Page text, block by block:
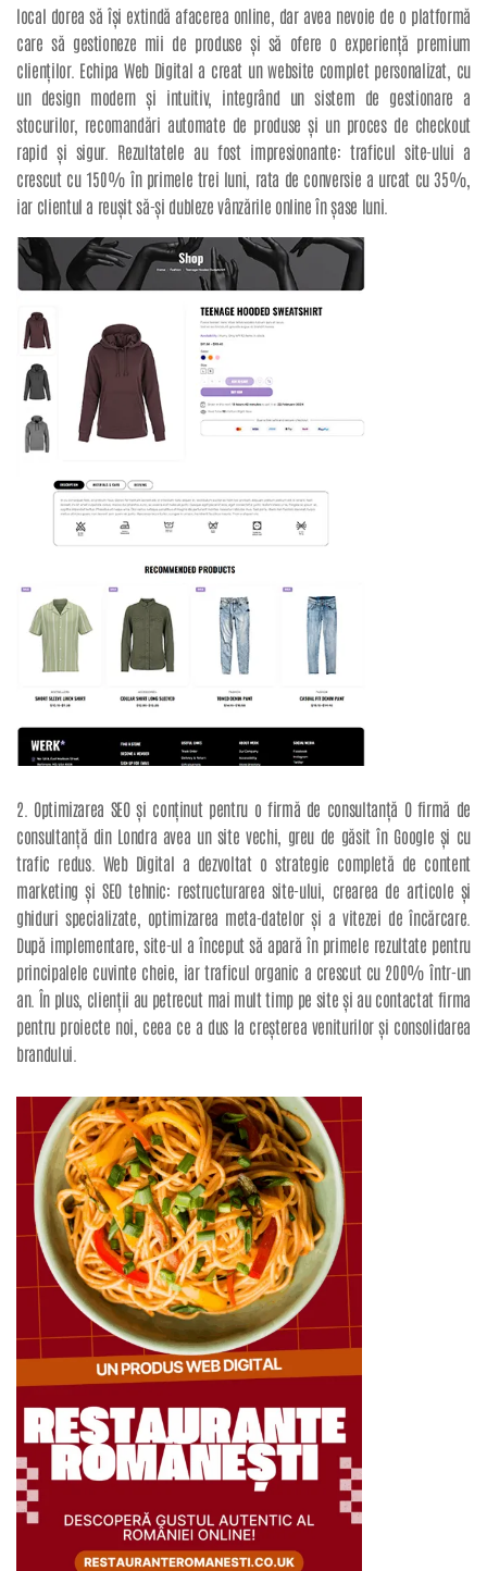
local dorea să își extindă afacerea online, dar avea nevoie de o platformă
care să gestioneze mii de produse și să ofere o experiență premium
clienților. Echipa Web Digital a creat un website complet personalizat, cu
un design modern și intuitiv, integrând un sistem de gestionare a
stocurilor, recomandări automate de produse și un proces de checkout
rapid și sigur. Rezultatele au fost impresionante: traficul site-ului a
crescut cu 150% în primele trei luni, rata de conversie a urcat cu 35%,
iar clientul a reușit să-și dubleze vânzările online în șase luni.
2. Optimizarea SEO și conținut pentru o firmă de consultanță O firmă de
consultanță din Londra avea un site vechi, greu de găsit în Google și cu
trafic redus. Web Digital a dezvoltat o strategie completă de content
marketing și SEO tehnic: restructurarea site-ului, crearea de articole și
ghiduri specializate, optimizarea meta-datelor și a vitezei de încărcare.
După implementare, site-ul a început să apară în primele rezultate pentru
principalele cuvinte cheie, iar traficul organic a crescut cu 200% într-un
an. În plus, clienții au petrecut mai mult timp pe site și au contactat firma
pentru proiecte noi, ceea ce a dus la creșterea veniturilor și consolidarea
brandului.